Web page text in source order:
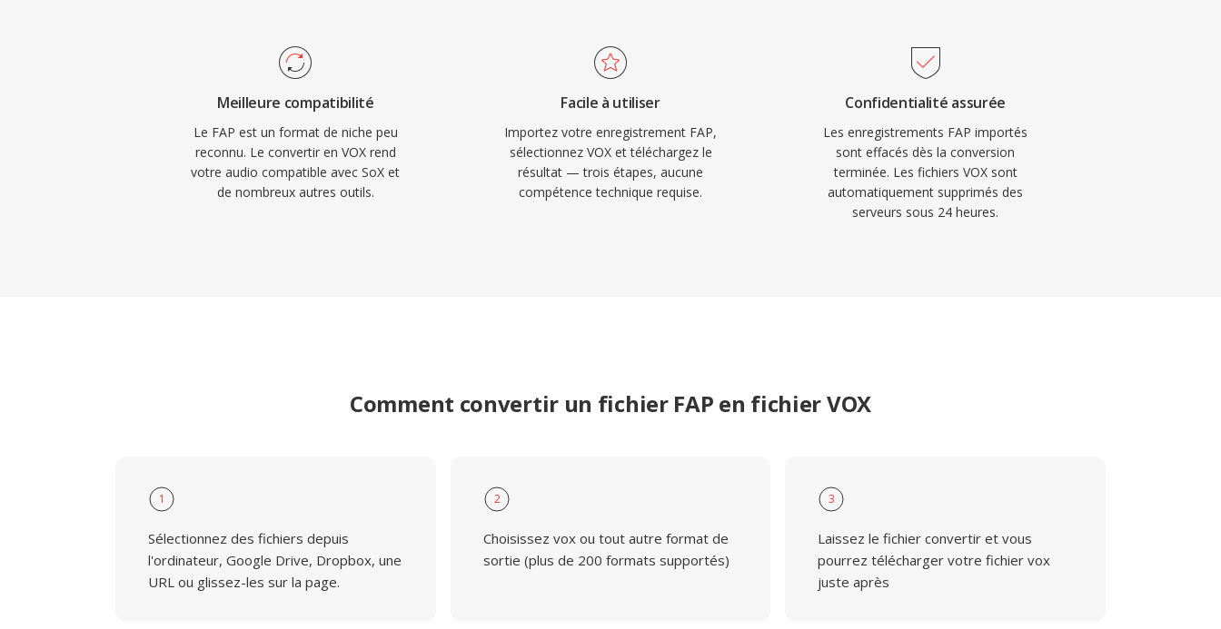
Meilleure compatibilité
Le FAP est un format de niche peu
reconnu. Le convertir en VOX rend
votre audio compatible avec SoX et
de nombreux autres outils.
Facile à utiliser
Importez votre enregistrement FAP,
sélectionnez VOX et téléchargez le
résultat — trois étapes, aucune
compétence technique requise.
Confidentialité assurée
Les enregistrements FAP importés
sont effacés dès la conversion
terminée. Les fichiers VOX sont
automatiquement supprimés des
serveurs sous 24 heures.
Comment convertir un fichier FAP en fichier VOX
1
Sélectionnez des fichiers depuis
l'ordinateur, Google Drive, Dropbox, une
URL ou glissez-les sur la page.
2
Choisissez vox ou tout autre format de
sortie (plus de 200 formats supportés)
3
Laissez le fichier convertir et vous
pourrez télécharger votre fichier vox
juste après